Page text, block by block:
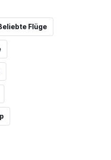
Flüge